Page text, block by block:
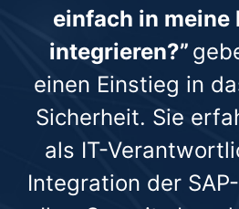
einfach in meine
integrieren?”
einen Einstieg in
Sicherheit. Sie
als IT-
Integration der